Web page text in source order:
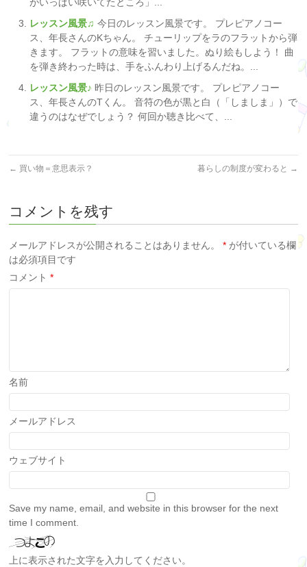
レッスン風景♫今日のレッスン風景です。 プレピアノコー
ス、年長さんのKちゃん。 チューリップをラのフラットから弾
きます。 フラットの意味を習いました。ぬり絵もしよう！ 曲
を弾き終わった時は、手をふんわり上げるんだね。...
レッスン風景♪ 昨日のレッスン風景です。 プレピアノコー
ス、年長さんのTくん。 音符の色が黒と白（「しましま」）で
違うのはなぜでしょう？ 何回か聴き比べて、...
← 買い物＝意思表示？ 暮らしの制度が変わると →
コメントを残す
メールアドレスが公開されることはありません。 * が付いている欄
は必須項目です
コメント*
名前
メールアドレス
ウェブサイト
Save my name, email, and website in this browser for the next
time I comment.
上に表示された文字を入力してください。